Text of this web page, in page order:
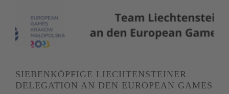
SIEBENKÖPFIGE LIECHTENSTEINER
DELEGATION AN DEN EUROPEAN GAMES